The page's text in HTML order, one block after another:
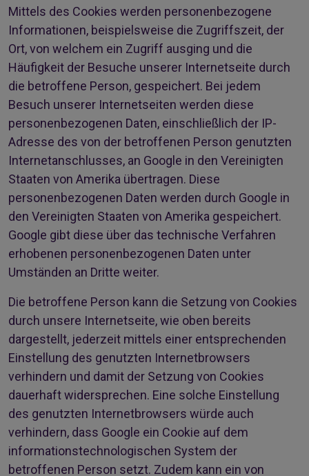
Mittels des Cookies werden personenbezogene
Informationen, beispielsweise die Zugriffszeit, der
Ort, von welchem ein Zugriff ausging und die
Häufigkeit der Besuche unserer Internetseite durch
die betroffene Person, gespeichert. Bei jedem
Besuch unserer Internetseiten werden diese
personenbezogenen Daten, einschließlich der IP-
Adresse des von der betroffenen Person genutzten
Internetanschlusses, an Google in den Vereinigten
Staaten von Amerika übertragen. Diese
personenbezogenen Daten werden durch Google in
den Vereinigten Staaten von Amerika gespeichert.
Google gibt diese über das technische Verfahren
erhobenen personenbezogenen Daten unter
Umständen an Dritte weiter.
Die betroffene Person kann die Setzung von Cookies
durch unsere Internetseite, wie oben bereits
dargestellt, jederzeit mittels einer entsprechenden
Einstellung des genutzten Internetbrowsers
verhindern und damit der Setzung von Cookies
dauerhaft widersprechen. Eine solche Einstellung
des genutzten Internetbrowsers würde auch
verhindern, dass Google ein Cookie auf dem
informationstechnologischen System der
betroffenen Person setzt. Zudem kann ein von